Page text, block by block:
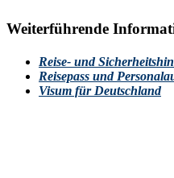
Weiterführende
Reise- und
Reisepass und
Visum für Deutschland